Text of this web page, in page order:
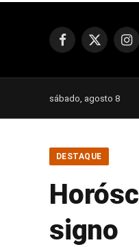
Facebook
X
sábado, agosto 8
DESTAQUE
signo